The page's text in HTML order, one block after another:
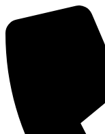
al
contenido